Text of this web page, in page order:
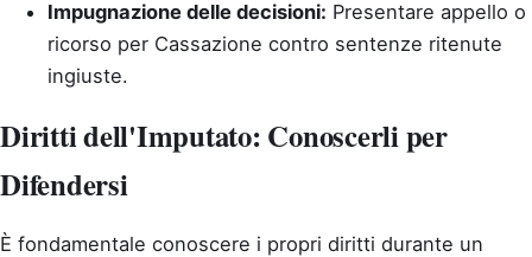
Impugnazione delle decisioni: Presentare appello o
ricorso per Cassazione contro sentenze ritenute
ingiuste.
Diritti dell'Imputato: Conoscerli per
Difendersi
È fondamentale conoscere i propri diritti durante un